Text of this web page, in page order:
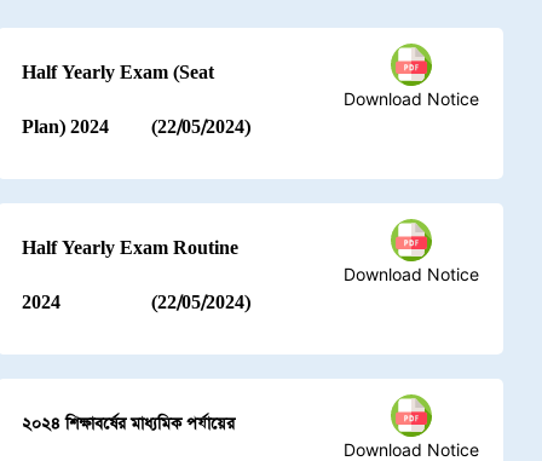
Half Yearly Exam (Seat
Plan) 2024 (22/05/2024)
Download Notice
Half Yearly Exam Routine
2024 (22/05/2024)
Download Notice
২০২৪ শিক্ষাবর্ষের মাধ্যমিক পর্যায়ের
Download Notice